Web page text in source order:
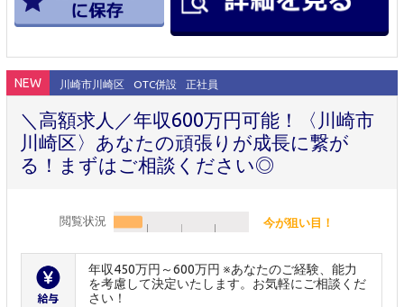
NEW 川崎市川崎区 OTC併設 正社員
＼高額求人／年収600万円可能！〈川崎市
川崎区〉あなたの頑張りが成長に繋が
る！まずはご相談ください◎
閲覧状況 今が狙い目！
年収450万円～600万円 ※あなたのご経験、能力
を考慮して決定いたします。お気軽にご相談くだ
さい！